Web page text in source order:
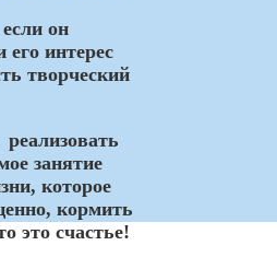
он
его интерес
творческий
занятие
которое
кормить
это счастье!